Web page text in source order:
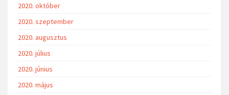
2020. október
2020. szeptember
2020. augusztus
2020. július
2020. június
2020. május